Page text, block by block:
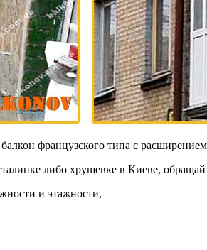
французского типа с
либо хрущевке в Киеве,
и этажности,